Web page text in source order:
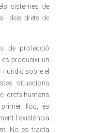
sistemes de
i dels drets de
de protecció
produeixi un
jurídic sobre el
situacions
drets humans
lloc, és
l’existència
No es tracta